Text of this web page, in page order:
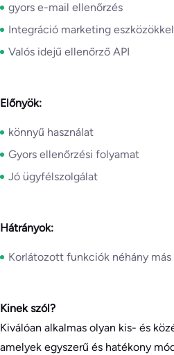
gyors e-mail ellenőrzés
Integráció marketing eszközökkel
Valós idejű ellenőrző API
Előnyök:
könnyű használat
Gyors ellenőrzési folyamat
Jó ügyfélszolgálat
Hátrányok:
Korlátozott funkciók néhány
Kinek szól?
Kiválóan alkalmas olyan kis- és
amelyek egyszerű és hatékony